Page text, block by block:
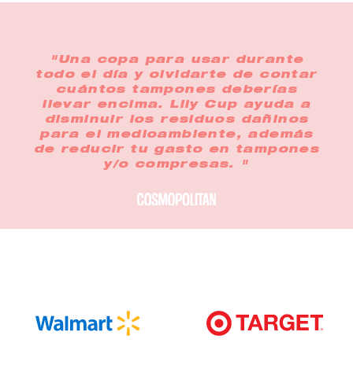
"Una copa para usar durante
todo el día y olvidarte de contar
cuántos tampones deberías
llevar encima. Lily Cup ayuda a
disminuir los residuos dañinos
para el medioambiente, además
de reducir tu gasto en tampones
y/o compresas. "